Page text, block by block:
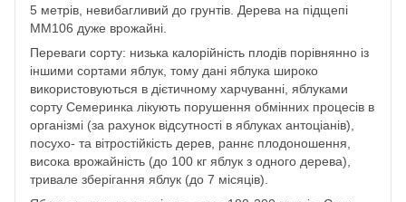
5 метрів, невибагливий до грунтів. Дерева на підщепі
ММ106 дуже врожайні.
Переваги сорту: низька калорійність плодів порівнянно із
іншими сортами яблук, тому дані яблука широко
використовуються в дієтичному харчуванні, яблуками
сорту Семеринка лікують порушення обмінних процесів в
організмі (за рахунок відсутності в яблуках антоціанів),
посухо- та вітростійкість дерев, раннє плодоношення,
висока врожайність (до 100 кг яблук з одного дерева),
тривале зберігання яблук (до 7 місяців).